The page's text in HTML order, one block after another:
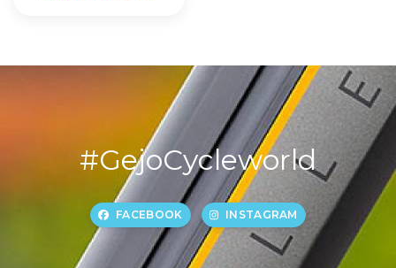
#GejoCycleworld
FACEBOOK INSTAGRAM